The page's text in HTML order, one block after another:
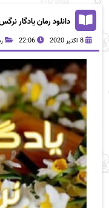
دانلود رمان یادگار
8 اکتبر 2020 22:06